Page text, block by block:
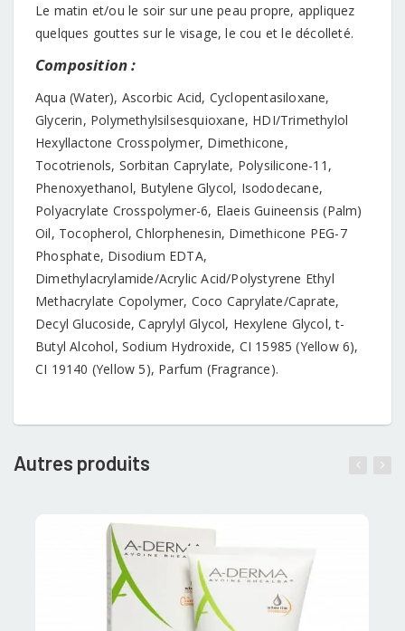
Le matin et/ou le soir sur une peau propre, appliquez
quelques gouttes sur le visage, le cou et le décolleté.
Composition :
Aqua (Water), Ascorbic Acid, Cyclopentasiloxane,
Glycerin, Polymethylsilsesquioxane, HDI/Trimethylol
Hexyllactone Crosspolymer, Dimethicone,
Tocotrienols, Sorbitan Caprylate, Polysilicone-11,
Phenoxyethanol, Butylene Glycol, Isododecane,
Polyacrylate Crosspolymer-6, Elaeis Guineensis (Palm)
Oil, Tocopherol, Chlorphenesin, Dimethicone PEG-7
Phosphate, Disodium EDTA,
Dimethylacrylamide/Acrylic Acid/Polystyrene Ethyl
Methacrylate Copolymer, Coco Caprylate/Caprate,
Decyl Glucoside, Caprylyl Glycol, Hexylene Glycol, t-
Butyl Alcohol, Sodium Hydroxide, CI 15985 (Yellow 6),
CI 19140 (Yellow 5), Parfum (Fragrance).
Autres produits